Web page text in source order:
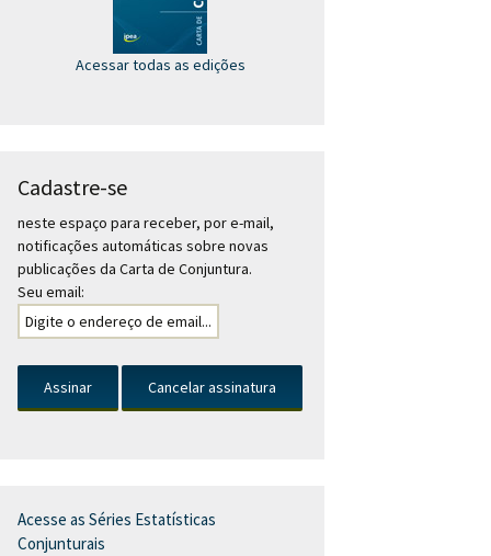
Acessar todas as edições
Cadastre-se
neste espaço para receber, por e-mail,
notificações automáticas sobre novas
publicações da Carta de Conjuntura.
Seu email:
Acesse as Séries Estatísticas
Conjunturais